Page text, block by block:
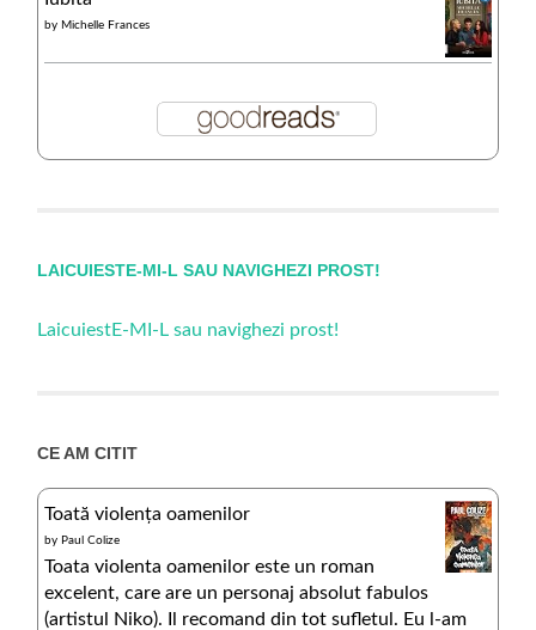
by Michelle Frances
LAICUIESTE-MI-L SAU NAVIGHEZI PROST!
LaicuiestE-MI-L sau navighezi prost!
CE AM CITIT
Toată violența oamenilor
by Paul Colize
Toata violenta oamenilor este un roman
excelent, care are un personaj absolut fabulos
(artistul Niko). Il recomand din tot sufletul. Eu l-am